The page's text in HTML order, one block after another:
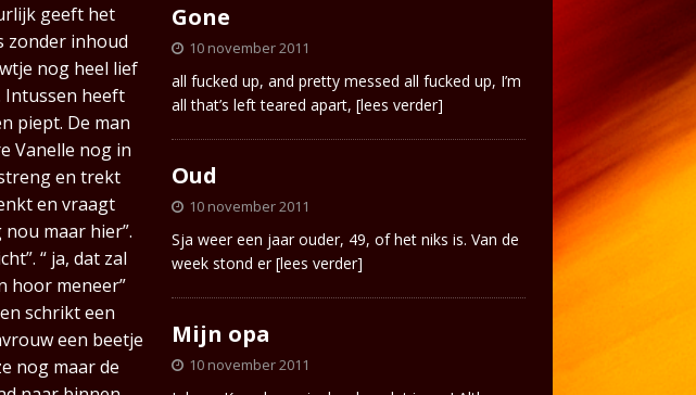
geeft het
zonder inhoud
nog heel lief
Intussen heeft
piept. De man
Vanelle nog in
en trekt
en vraagt
maar hier”.
“ ja, dat zal
hoor meneer”
schrikt een
een beetje
nog maar de
Gone
10 november 2011
all fucked up, and pretty messed all fucked up, I’m
all that’s left teared apart, [lees verder]
Oud
10 november 2011
Sja weer een jaar ouder, 49, of het niks is. Van de
week stond er[lees verder]
Mijn opa
10 november 2011